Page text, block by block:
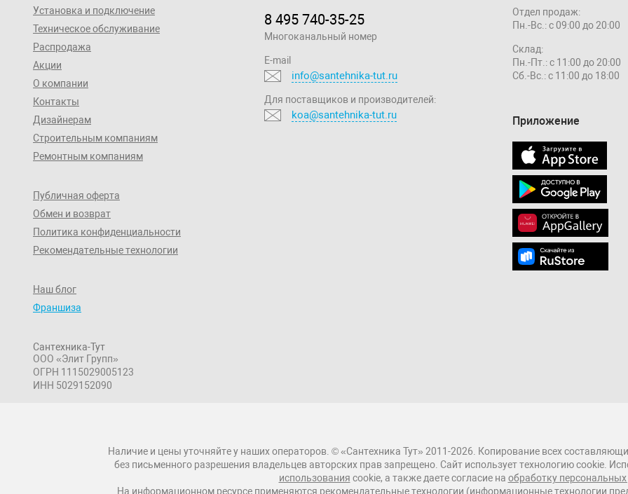
Установка и подключение
Техническое обслуживание
Распродажа
Акции
О компании
Контакты
Дизайнерам
Строительным компаниям
Ремонтным компаниям
Публичная оферта
Обмен и возврат
Политика конфиденциальности
Рекомендательные технологии
Наш блог
Франшиза
Сантехника-Тут
ООО «Элит Групп»
ОГРН 1115029005123
ИНН 5029152090
8 495 740-35-25
Многоканальный номер
E-mail
info@santehnika-tut.ru
Для поставщиков и производителей:
koa@santehnika-tut.ru
Отдел продаж:
Пн.-Вс.: с 09:00 до 20:00
Склад:
Пн.-Пт.: с 11:00 до 20:00
Сб.-Вс.: с 11:00 до 18:00
Приложение
Наличие и цены уточняйте у наших операторов. © «Сантехника Тут» 2011-2026. Копирование всех
без письменного разрешения владельцев авторских прав запрещено. Сайт использует технологию cookie.
использования cookie, а также даете согласие на обработку
На информационном ресурсе применяются рекомендательные технологии (информационные технологии